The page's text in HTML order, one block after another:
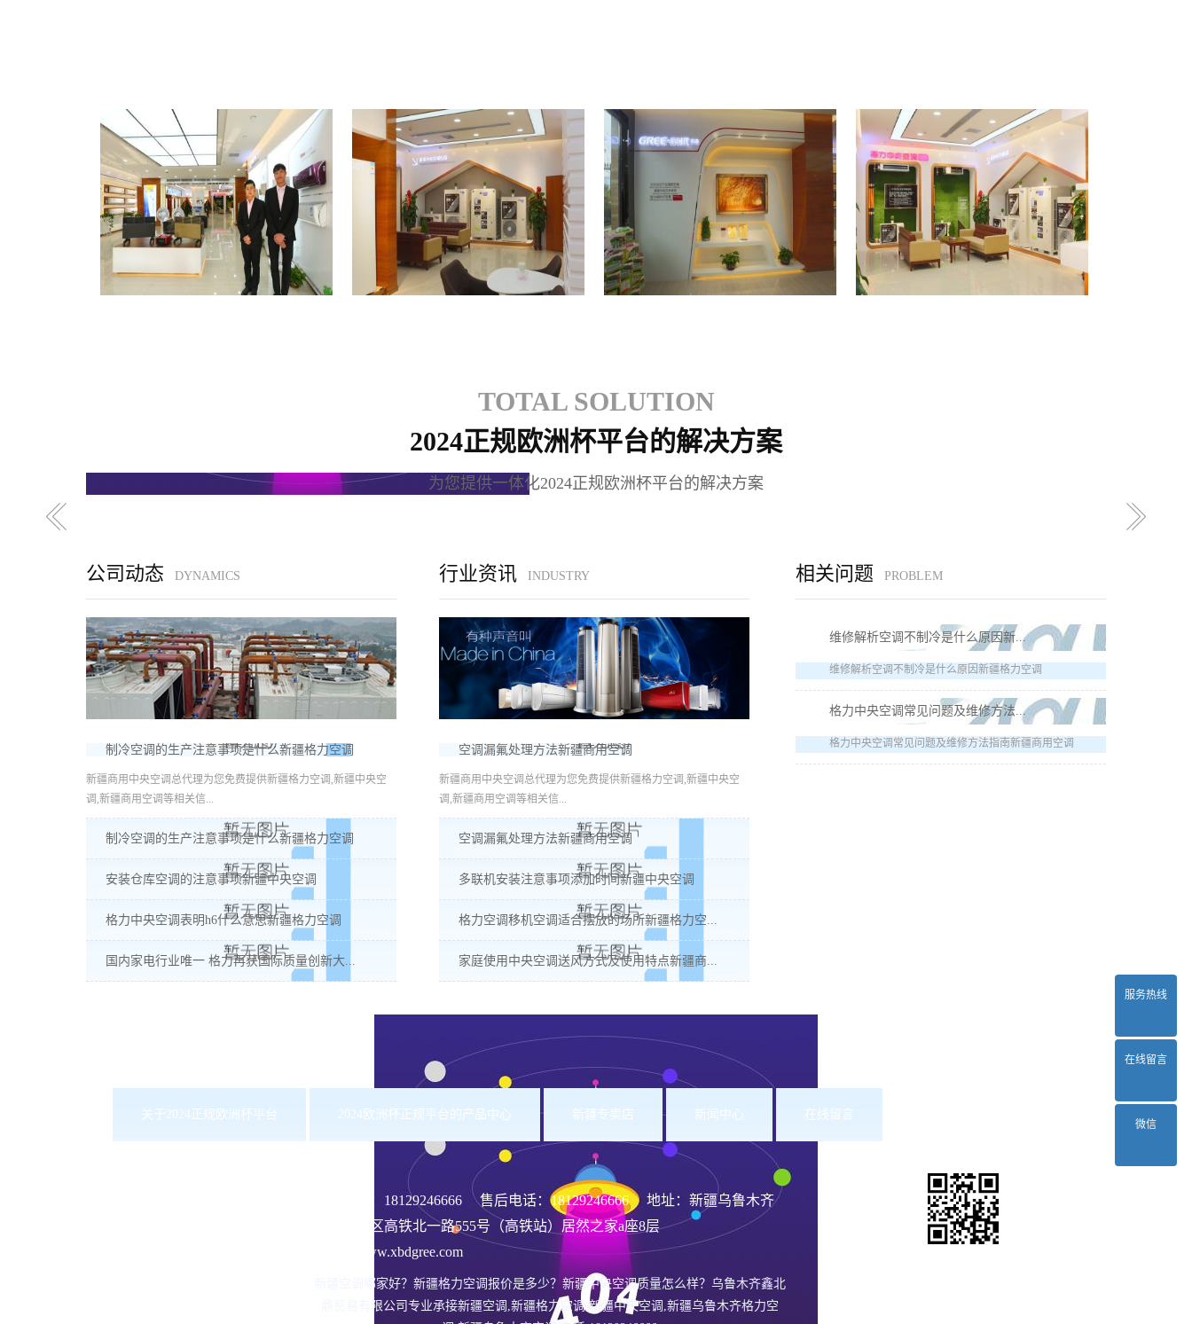
TOTAL SOLUTION
2024正规欧洲杯平台的解决方案
为您提供一体化2024正规欧洲杯平台的解决方案
公司动态 DYNAMICS
制冷空调的生产注意事项是什么新疆格力空调
新疆商用中央空调总代理为您免费提供新疆格力空调,新疆中央空
调,新疆商用空调等相关信...
制冷空调的生产注意事项是什么新疆格力空调
安装仓库空调的注意事项新疆中央空调
格力中央空调表明h6什么意思新疆格力空调
国内家电行业唯一 格力再获国际质量创新大...
行业资讯 INDUSTRY
空调漏氟处理方法新疆商用空调
新疆商用中央空调总代理为您免费提供新疆格力空调,新疆中央空
调,新疆商用空调等相关信...
空调漏氟处理方法新疆商用空调
多联机安装注意事项添加时间新疆中央空调
格力空调移机空调适合摆放的场所新疆格力空...
家庭使用中央空调送风方式及使用特点新疆商...
相关问题 PROBLEM
维修解析空调不制冷是什么原因新...
维修解析空调不制冷是什么原因新疆格力空调
格力中央空调常见问题及维修方法...
格力中央空调常见问题及维修方法指南新疆商用空调
关于2024正规欧洲杯平台 2024欧洲杯正规平台的产品中心 新疆专卖店 新闻中心 在线留言
18129246666 售后电话：18129246666 地址：新疆乌鲁木齐
沙依巴克区高铁北一路555号（高铁站）居然之家a座8层
网址：www.xbdgree.com
新疆空调哪家好？新疆格力空调报价是多少？新疆中央空调质量怎么样？乌鲁木齐鑫北
鼎贸易有限公司专业承接新疆空调,新疆格力空调,新疆中央空调,新疆乌鲁木齐格力空
服务热线
在线留言
微信